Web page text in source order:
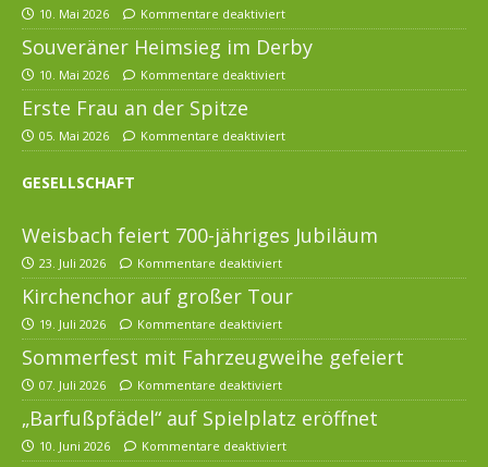
10. Mai 2026 Kommentare deaktiviert
Souveräner Heimsieg im Derby
10. Mai 2026 Kommentare deaktiviert
Erste Frau an der Spitze
05. Mai 2026 Kommentare deaktiviert
GESELLSCHAFT
Weisbach feiert 700-jähriges Jubiläum
23. Juli 2026 Kommentare deaktiviert
Kirchenchor auf großer Tour
19. Juli 2026 Kommentare deaktiviert
Sommerfest mit Fahrzeugweihe gefeiert
07. Juli 2026 Kommentare deaktiviert
„Barfußpfädel“ auf Spielplatz eröffnet
10. Juni 2026 Kommentare deaktiviert